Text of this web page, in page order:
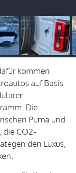
kommen
auf Basis
Die
Puma und
die CO2-
den Luxus,